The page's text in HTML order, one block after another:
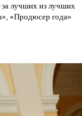
за лучших из лучших
«Продюсер года»